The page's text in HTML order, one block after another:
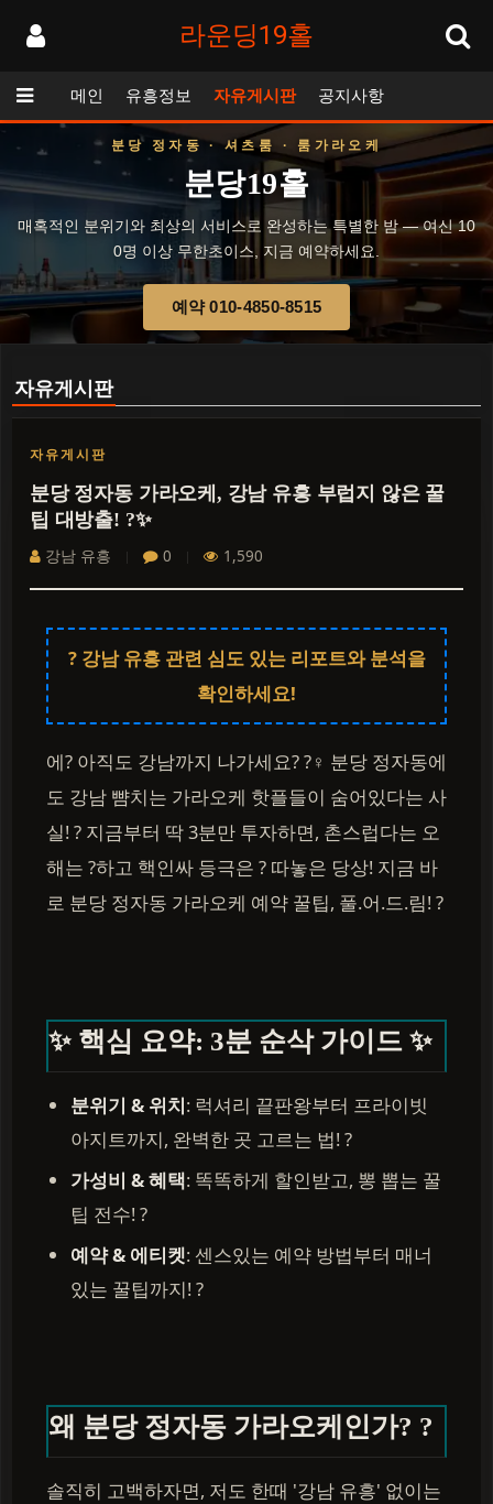
라운딩19홀
메인 유흥정보 자유게시판 공지사항
분당 정자동 · 셔츠룸 · 룸가라오케
분당19홀
매혹적인 분위기와 최상의 서비스로 완성하는 특별한 밤 — 여신 10
0명 이상 무한초이스, 지금 예약하세요.
예약 010-4850-8515
자유게시판
자유게시판
분당 정자동 가라오케, 강남 유흥 부럽지 않은 꿀
팁 대방출! ?✨
강남 유흥 0 1,590
? 강남 유흥 관련 심도 있는 리포트와 분석을
확인하세요!
에? 아직도 강남까지 나가세요? ?‍♀️ 분당 정자동에
도 강남 뺨치는 가라오케 핫플들이 숨어있다는 사
실! ? 지금부터 딱 3분만 투자하면, 촌스럽다는 오
해는 ?하고 핵인싸 등극은 ? 따놓은 당상! 지금 바
로 분당 정자동 가라오케 예약 꿀팁, 풀.어.드.림! ?
✨ 핵심 요약: 3분 순삭 가이드 ✨
분위기 & 위치: 럭셔리 끝판왕부터 프라이빗
아지트까지, 완벽한 곳 고르는 법! ?
가성비 & 혜택: 똑똑하게 할인받고, 뽕 뽑는 꿀
팁 전수! ?
예약 & 에티켓: 센스있는 예약 방법부터 매너
있는 꿀팁까지! ?
왜 분당 정자동 가라오케인가? ?
솔직히 고백하자면, 저도 한때 '강남 유흥' 없이는